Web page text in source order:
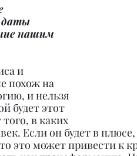
даты
нашим
и
похож на
и нельзя
будет этот
того, в каких
Если он будет в
это может привести к